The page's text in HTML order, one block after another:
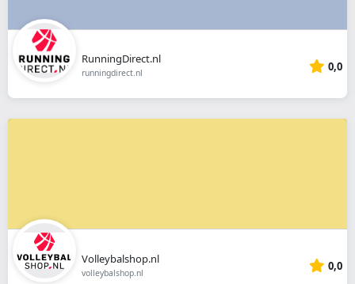
RunningDirect.nl
runningdirect.nl 0,0
Volleybalshop.nl
volleybalshop.nl 0,0